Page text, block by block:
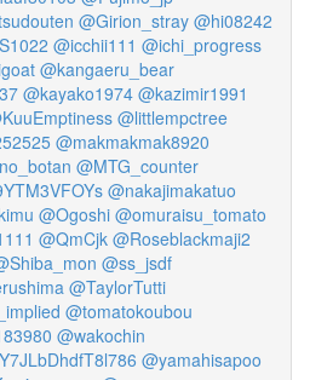
@Girion_stray @hi08242
@icchii111 @ichi_progress
@kangaeru_bear
@kayako1974 @kazimir1991
@littlempctree
@makmakmak8920
@MTG_counter
@nakajimakatuo
@Ogoshi @omuraisu_tomato
@QmCjk @Roseblackmaji2
@ss_jsdf
@TaylorTutti
@tomatokoubou
@wakochin
@yamahisapoo